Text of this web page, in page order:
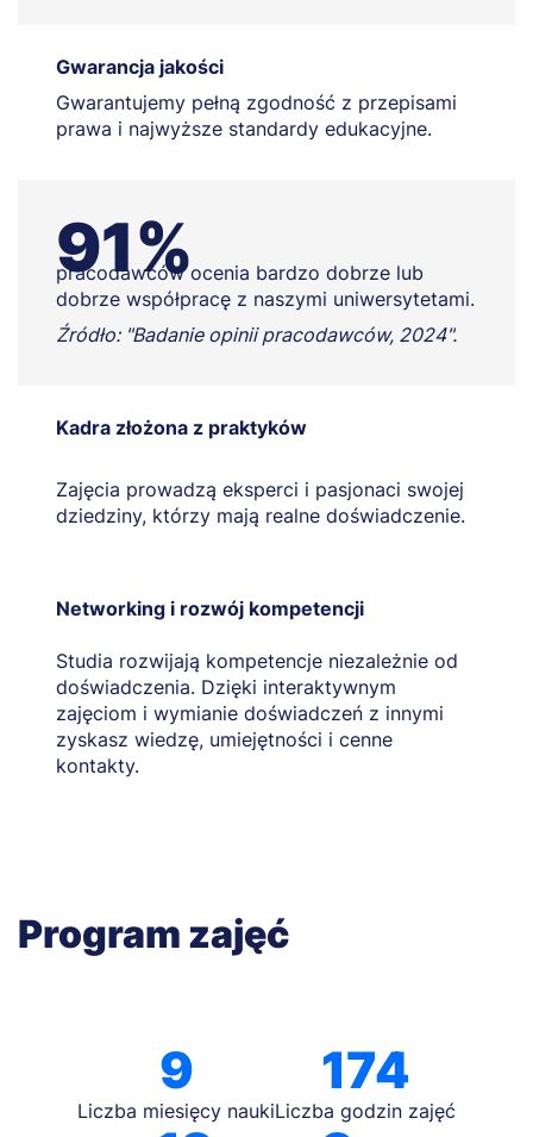
Gwarancja jakości
Gwarantujemy pełną zgodność z przepisami
prawa i najwyższe standardy edukacyjne.
91%
pracodawców ocenia bardzo dobrze lub
dobrze współpracę z naszymi uniwersytetami.
Źródło: "Badanie opinii pracodawców, 2024".
Kadra złożona z praktyków
Zajęcia prowadzą eksperci i pasjonaci swojej
dziedziny, którzy mają realne doświadczenie.
Networking i rozwój kompetencji
Studia rozwijają kompetencje niezależnie od
doświadczenia. Dzięki interaktywnym
zajęciom i wymianie doświadczeń z innymi
zyskasz wiedzę, umiejętności i cenne
kontakty.
Program zajęć
9
Liczba miesięcy nauki
174
Liczba godzin zajęć